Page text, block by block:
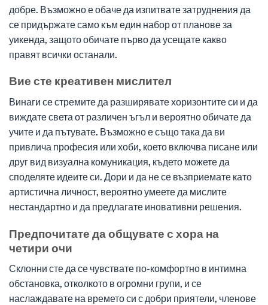
добре. Възможно е обаче да изпитвате затруднения да
се придържате само към един набор от планове за
уикенда, защото обичате първо да усещате какво
правят всички останали.
Вие сте креативен мислител
Винаги се стремите да разширявате хоризонтите си и да
виждате света от различен ъгъл и вероятно обичате да
учите и да пътувате. Възможно е също така да ви
привлича професия или хоби, което включва писане или
друг вид визуална комуникация, където можете да
споделяте идеите си. Дори и да не се възприемате като
артистична личност, вероятно умеете да мислите
нестандартно и да предлагате иновативни решения.
Предпочитате да общувате с хора на
четири очи
Склонни сте да се чувствате по-комфортно в интимна
обстановка, отколкото в огромни групи, и се
наслаждавате на времето си с добри приятели, членове